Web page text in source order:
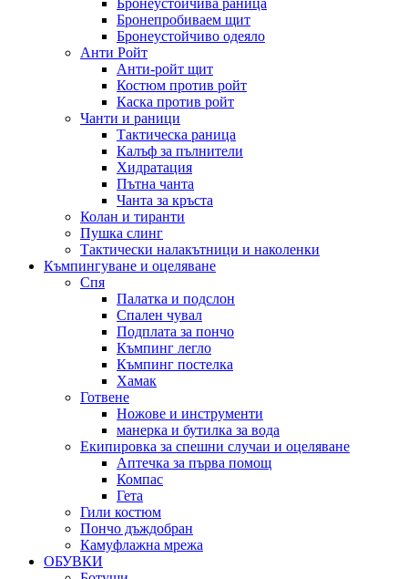
Бронеустойчива раница
Бронепробиваем щит
Бронеустойчиво одеяло
Анти Ройт
Анти-ройт щит
Костюм против ройт
Каска против ройт
Чанти и раници
Тактическа раница
Калъф за пълнители
Хидратация
Пътна чанта
Чанта за кръста
Колан и тиранти
Пушка слинг
Тактически налакътници и наколенки
Къмпингуване и оцеляване
Спя
Палатка и подслон
Спален чувал
Подплата за пончо
Къмпинг легло
Къмпинг постелка
Хамак
Готвене
Ножове и инструменти
манерка и бутилка за вода
Екипировка за спешни случаи и оцеляване
Аптечка за първа помощ
Компас
Гета
Гили костюм
Пончо дъждобран
Камуфлажна мрежа
ОБУВКИ